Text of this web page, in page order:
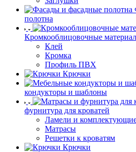
полотна
Кромкооблицовочные
Клей
Кромка
Профиль ПВХ
Крючки
кондукторы и шаблоны
фурнитура для кроватей
Ламели и
Матрасы
Решетки к кроватям
Крючки